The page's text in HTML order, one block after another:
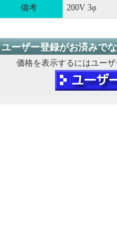
備考
200V 3φ
ユーザー登録がお済みで
価格を表示するにはユー